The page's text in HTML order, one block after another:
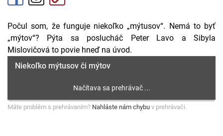
Počul som, že funguje niekoľko „mýtusov“. Nemá to byť
„mýtov“? Pýta sa poslucháč Peter Lavo a Sibyla
Mislovičová to povie hneď na úvod.
Niekoľko mýtusov či mýtov
Máte problém s prehrávaním? Nahláste nám chybu v prehrávači.